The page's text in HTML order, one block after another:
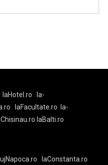
laHotel.ro
la-
laFacultate.ro
la-
laBalti.ro
laConstanta.ro